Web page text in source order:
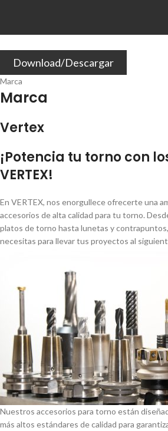
Download/Descargar
Marca
Marca
Vertex
¡Potencia tu torno con
VERTEX!
En VERTEX, nos enorgullece ofrecerte una
accesorios de alta calidad para tu torno.
platos de torno hasta lunetas y
necesitas para llevar tus proyectos al
Nuestros accesorios para torno están
más altos estándares de calidad para